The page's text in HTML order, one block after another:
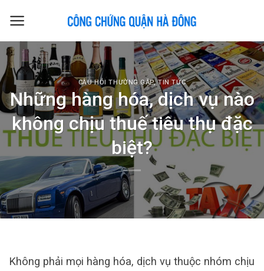
CÂU HỎI THƯỜNG GẶP,TIN TỨC
Những hàng hóa, dịch vụ nào
không chịu thuế tiêu thụ đặc
biệt?
Không phải mọi hàng hóa, dịch vụ thuộc nhóm chịu